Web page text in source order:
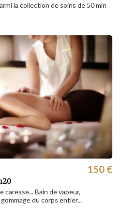
la collection de soins de 50 min
150 €
caresse... Bain de vapeur,
du corps entier...